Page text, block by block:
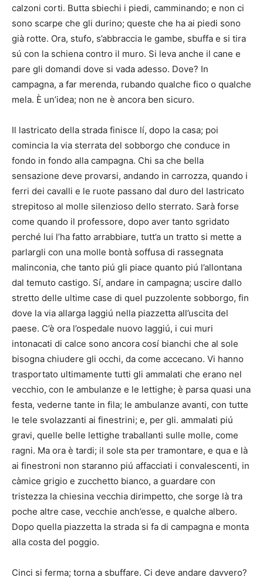
calzoni corti. Butta sbiechi i piedi, camminando; e non ci
sono scarpe che gli durino; queste che ha ai piedi sono
già rotte. Ora, stufo, s’abbraccia le gambe, sbuffa e si tira
sú con la schiena contro il muro. Si leva anche il cane e
pare gli domandi dove si vada adesso. Dove? In
campagna, a far merenda, rubando qualche fico o qualche
mela. È un’idea; non ne è ancora ben sicuro.
Il lastricato della strada finisce lí, dopo la casa; poi
comincia la via sterrata del sobborgo che conduce in
fondo in fondo alla campagna. Chi sa che bella
sensazione deve provarsi, andando in carrozza, quando i
ferri dei cavalli e le ruote passano dal duro del lastricato
strepitoso al molle silenzioso dello sterrato. Sarà forse
come quando il professore, dopo aver tanto sgridato
perché lui l’ha fatto arrabbiare, tutt’a un tratto si mette a
parlargli con una molle bontà soffusa di rassegnata
malinconia, che tanto piú gli piace quanto piú l’allontana
dal temuto castigo. Sí, andare in campagna; uscire dallo
stretto delle ultime case di quel puzzolente sobborgo, fin
dove la via allarga laggiú nella piazzetta all’uscita del
paese. C’è ora l’ospedale nuovo laggiú, i cui muri
intonacati di calce sono ancora cosí bianchi che al sole
bisogna chiudere gli occhi, da come accecano. Vi hanno
trasportato ultimamente tutti gli ammalati che erano nel
vecchio, con le ambulanze e le lettighe; è parsa quasi una
festa, vederne tante in fila; le ambulanze avanti, con tutte
le tele svolazzanti ai finestrini; e, per gli. ammalati piú
gravi, quelle belle lettighe traballanti sulle molle, come
ragni. Ma ora è tardi; il sole sta per tramontare, e qua e là
ai finestroni non staranno piú affacciati i convalescenti, in
càmice grigio e zucchetto bianco, a guardare con
tristezza la chiesina vecchia dirimpetto, che sorge là tra
poche altre case, vecchie anch’esse, e qualche albero.
Dopo quella piazzetta la strada si fa di campagna e monta
alla costa del poggio.
Cinci si ferma; torna a sbuffare. Ci deve andare davvero?